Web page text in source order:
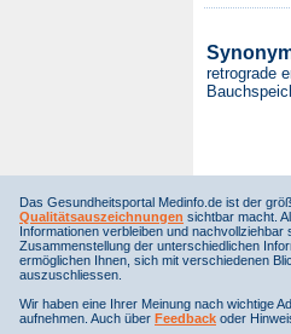
retrograde
Das Gesundheitsportal Medinfo.de ist der
Qualitätsauszeichnungen sichtbar macht.
Informationen verbleiben und
Zusammenstellung der unterschiedlichen
ermöglichen Ihnen, sich mit verschiedenen
auszuschliessen.
Wir haben eine Ihrer Meinung nach wichtige
aufnehmen. Auch über Feedback oder